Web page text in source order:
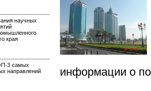
научных
края
3 самых
направлений
информации о